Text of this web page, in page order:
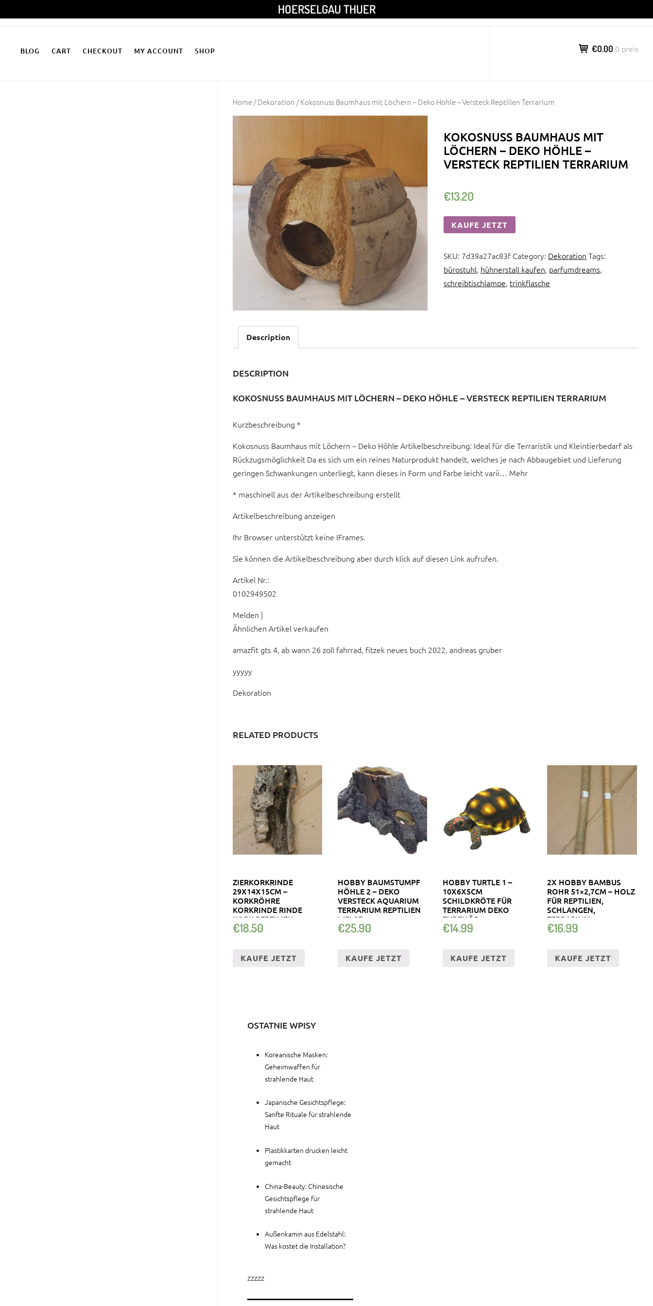
Inhalt
HOERSELGAU THUER
BLOG CART CHECKOUT MY ACCOUNT SHOP €0.00 0 preis
Home/Dekoration / Kokosnuss Baumhaus mit Löchern – Deko Höhle – Versteck Reptilien Terrarium
KOKOSNUSS BAUMHAUS MIT
LÖCHERN – DEKO HÖHLE –
VERSTECK REPTILIEN TERRARIUM
€13.20
KAUFE JETZT
SKU: 7d39a27ac83f Category: Dekoration Tags:
bürostuhl, hühnerstall kaufen, parfumdreams,
schreibtischlampe, trinkflasche
Description
DESCRIPTION
KOKOSNUSS BAUMHAUS MIT LÖCHERN – DEKO HÖHLE – VERSTECK REPTILIEN TERRARIUM
Kurzbeschreibung *
Kokosnuss Baumhaus mit Löchern – Deko Höhle Artikelbeschreibung: Ideal für die Terraristik und Kleintierbedarf als
Rückzugsmöglichkeit Da es sich um ein reines Naturprodukt handelt, welches je nach Abbaugebiet und Lieferung
geringen Schwankungen unterliegt, kann dieses in Form und Farbe leicht varii… Mehr
* maschinell aus der Artikelbeschreibung erstellt
Artikelbeschreibung anzeigen
Ihr Browser unterstützt keine IFrames.
Sie können die Artikelbeschreibung aber durch klick auf diesen Link aufrufen.
Artikel Nr.:
0102949502
Melden |
Ähnlichen Artikel verkaufen
amazfit gts 4, ab wann 26 zoll fahrrad, fitzek neues buch 2022, andreas gruber
yyyyy
Dekoration
RELATED PRODUCTS
ZIERKORKRINDE
29X14X15CM –
KORKRÖHRE
KORKRINDE RINDE
KORK REPTILIEN,
TERRARIUM
€18.50
KAUFE JETZT
HOBBY BAUMSTUMPF
HÖHLE 2 – DEKO
VERSTECK AQUARIUM
TERRARIUM REPTILIEN
WELSE
€25.90
KAUFE JETZT
HOBBY TURTLE 1 –
10X6X5CM
SCHILDKRÖTE FÜR
TERRARIUM DEKO
ZUBEHÖR
SCHILDKRÖTEN
€14.99
KAUFE JETZT
2X HOBBY BAMBUS
ROHR 51×2,7CM – HOLZ
FÜR REPTILIEN,
SCHLANGEN,
TERRARIUM
€16.99
KAUFE JETZT
OSTATNIE WPISY
Koreanische Masken:
Geheimwaffen für
strahlende Haut
Japanische Gesichtspflege:
Sanfte Rituale für strahlende
Haut
Plastikkarten drucken leicht
gemacht
China-Beauty: Chinesische
Gesichtspflege für
strahlende Haut
Außenkamin aus Edelstahl:
Was kostet die Installation?
zzzzz